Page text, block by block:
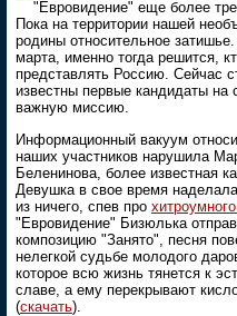
"Евровидение" еще более
Пока на территории нашей
родины относительное
марта, именно тогда решится,
представлять Россию. Сейчас
известны первые кандидаты на
важную миссию.
Информационный вакуум
наших участников нарушила
Беленинова, более известная
Девушка в свое время
из ничего, спев про
"Евровидение" Бизюлька
композицию "Занято", песня
нелегкой судьбе молодого
которое всю жизнь тянется к
славе, а ему перекрывают
(скачать).